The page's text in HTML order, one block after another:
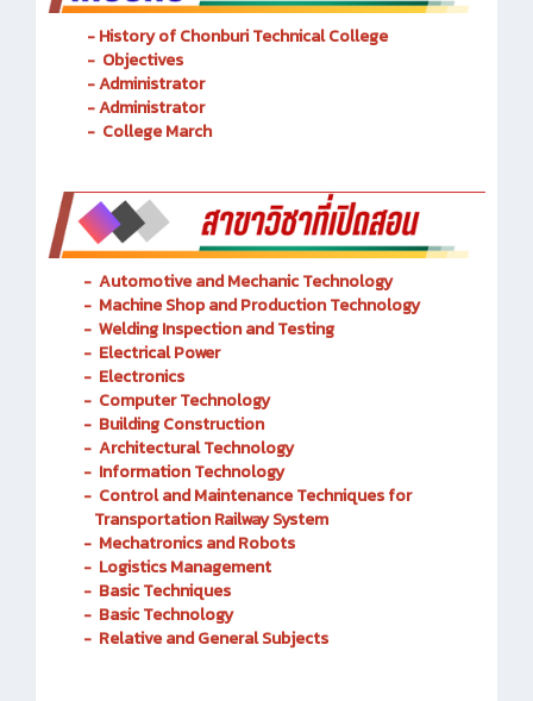
- History of Chonburi Technical College
- Objectives
- Administrator
- Administrator
- Automotive and MechanicTechnology
- Machine Shop and Production Technology
- Welding Inspection and Testing
- Electrical Power
- Electronics
- Computer Technology
- Building Construction
- Architectural Technology
- Information Technology
Control and Maintenance Techniques for
Transportation Railway System
- Mechatronics and Robots
- Logistics Management
- Basic Techniques
- Basic Technology